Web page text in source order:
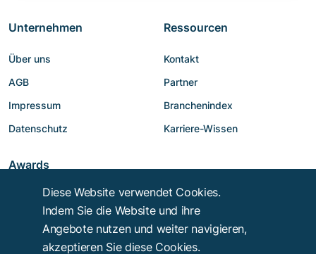
Unternehmen
Über uns
AGB
Impressum
Datenschutz
Ressourcen
Kontakt
Partner
Branchenindex
Karriere-Wissen
Awards
Diese Website verwendet Cookies.
Indem Sie die Website und ihre
Angebote nutzen und weiter navigieren,
akzeptieren Sie diese Cookies.